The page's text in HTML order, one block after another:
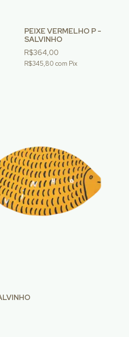
PEIXE VERMELHO P -
SALVINHO
R$364,00
R$345,80 com Pix